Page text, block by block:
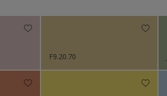
Sikkens Gezondheidszorg
Sikkens Erkende Kleuren (Painters)
F9.20.70